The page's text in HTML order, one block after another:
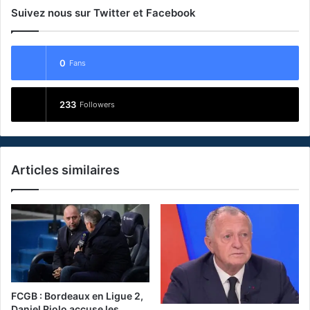
Suivez nous sur Twitter et Facebook
0 Fans
233 Followers
Articles similaires
FCGB : Bordeaux en Ligue 2,